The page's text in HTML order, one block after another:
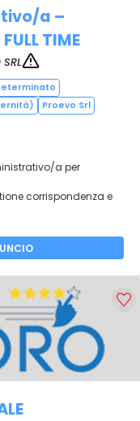
a –
TIME
SRL
Proevo Srl
a per
corrispondenza e